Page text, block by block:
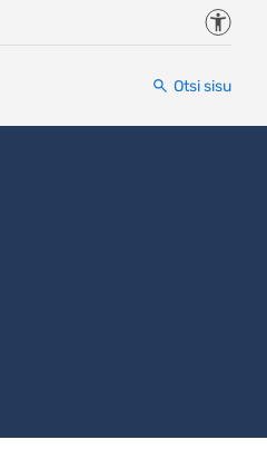
Otsi sisu